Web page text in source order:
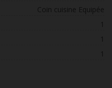
Coin cuisine Equipée
1
1
1